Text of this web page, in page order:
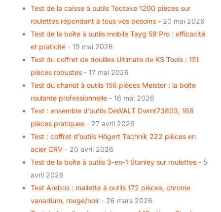
Test de la caisse à outils Tectake 1200 pièces sur
roulettes répondant à tous vos besoins - 20 mai 2026
Test de la boîte à outils mobile Tayg 59 Pro : efficacité
et praticité - 19 mai 2026
Test du coffret de douilles Ultimate de KS Tools : 151
pièces robustes - 17 mai 2026
Test du chariot à outils 156 pièces Meister : la boîte
roulante professionnelle - 16 mai 2026
Test : ensemble d’outils DeWALT Dwmt73803, 168
pièces pratiques - 27 avril 2026
Test : coffret d’outils Högert Technik 222 pièces en
acier CRV - 20 avril 2026
Test de la boîte à outils 3-en-1 Stanley sur roulettes - 5
avril 2026
Test Arebos : mallette à outils 172 pièces, chrome
vanadium, rouge/noir - 26 mars 2026